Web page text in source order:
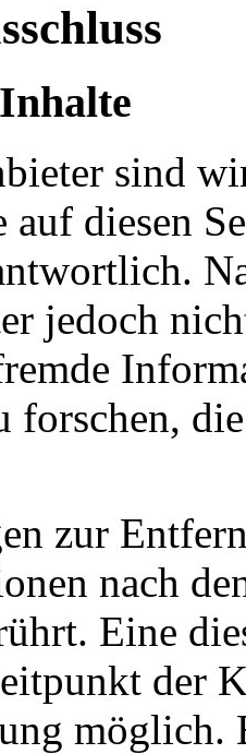
sind
auf diesen
jedoch
forschen,
zur
nach
Eine
der
möglich.